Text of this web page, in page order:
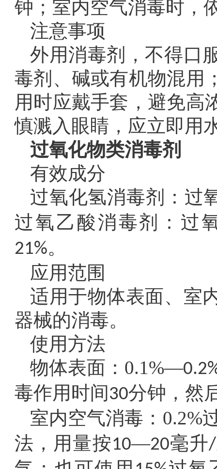
钟；室内空气消毒时，
注意事项
外用消毒剂，不得口
毒剂、碱或有机物混用
用时应戴手套，避免高
慎溅入眼睛，应立即用
过氧化物类消毒剂
有效成分
过氧化氢消毒剂：过
过氧乙酸消毒剂：过
21%。
应用范围
适用于物体表面、室
器械的消毒。
使用方法
物体表面：0.1%—
毒作用时间30分钟，然
室内空气消毒：0.2%
法，用量按10—20毫升/